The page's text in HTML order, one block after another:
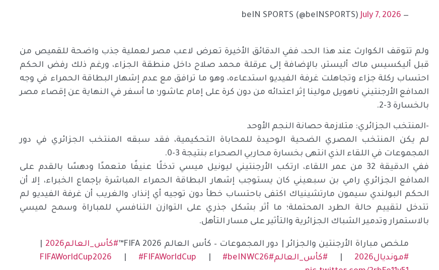
— beIN SPORTS (@beINSPORTS)
July 7, 2026
ولم تتوقف الكوارث عند هذا الحد، ففي الدقائق الأخيرة تعرض لاعب مصر لعملية جذب واضحة للقميص من
قبل أليكسيس ماك أليستر، بالإضافة إلى عرقلة محمد صلاح داخل منطقة الجزاء، ورغم ذلك رفض الحكم
احتساب ركلة جزاء وتجاهلت غرفة الفيديو استدعاءه، وهو ما ترافق مع عدم إشهار البطاقة الحمراء في وجه
المدافع الأرجنتيني ناهويل مولينا إثر اعتدائه من دون كرة على إمام عاشور؛ ما أسفر في النهاية عن إقصاء مصر
بالخسارة 3-2.
-المنتخب الجزائري: متلازمة حصانة النجم الأوحد
لم يكن المنتخب المصري الضحية الوحيدة للمحاباة التحكيمية، فقد سبقه المنتخب الجزائري في دور
المجموعات في اللقاء الذي انتهى بخسارة محاربي الصحراء بنتيجة 3-0.
ففي الدقيقة 32 من عمر اللقاء، ارتكب الأرجنتيني ليونيل ميسي تدخلًا عنيفًا متعمدًا ودهسًا بالقدم على
المدافع الجزائري رامي بن سبعيني كان يستوجب إشهار البطاقة الحمراء المباشرة بإجماع الخبراء، إلا أن
الحكم البولندي سيمون مارتشينياك اكتفى باحتساب خطأ دون توجيه أي إنذار، والغريب أن غرفة الفيديو لم
تتدخل لتقييم حالة الطرد المحتملة؛ ما أثر بشكل جذري على التوازن التنافسي للمباراة وسمح لميسي
بالاستمرار وتدمير الشباك الجزائرية والتأثير على مسار التأهل.
ملخص مباراة الأرجنتين والجزائر | دور المجموعات – كأس العالم FIFA 2026™ #كأس_العالم2026
#مونديال2026
#كأس_العالم#FIFAWorldCup2026
#FIFAWorldCup
#beINWC26